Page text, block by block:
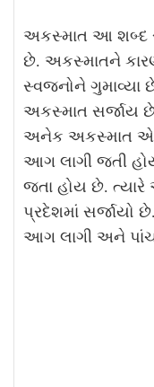
અકસ્માત આ શબ્દ
છે. અકસ્માતને
સ્વજનોને
અકસ્માત સર્જાય
અનેક અકસ્માત
આગ લાગી જતી
જતા હોય છે.
પ્રદેશમાં સર્જાયો
આગ લાગી અને પાંચ